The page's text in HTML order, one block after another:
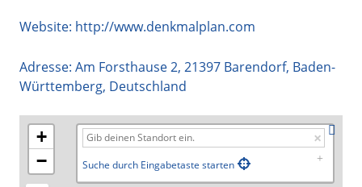
Website: http://www.denkmalplan.com
Adresse: Am Forsthause 2, 21397 Barendorf, Baden-
Württemberg, Deutschland
+
−
Suche durch Eingabetaste starten